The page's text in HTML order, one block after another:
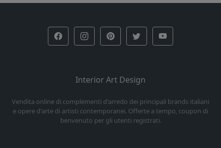
Interior Art Design
Vendita online di complementi d'arredo dei principali brands italiani
e opere d'arte di artisti contemporanei. Offerte a tempo, coupon di
benvenuto per gli utenti registrati.